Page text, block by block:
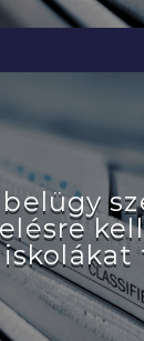
belügy
iskolákat